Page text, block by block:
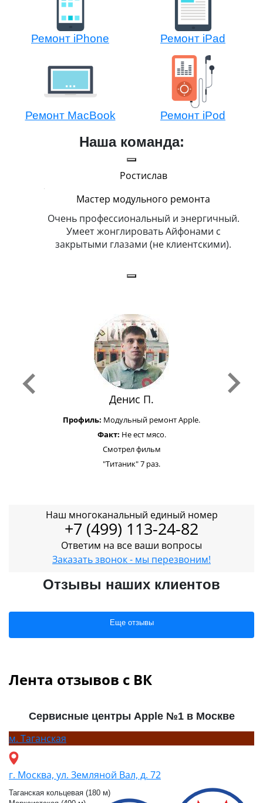
Ремонт iPhone Ремонт iPad
Ремонт MacBook Ремонт iPod
Наша команда:
Ростислав
Мастер модульного ремонта
Очень профессиональный и энергичный.
Умеет жонглировать Айфонами с
закрытыми глазами (не клиентскими).
Денис П.
Профиль: Модульный ремонт Apple.
Факт: Не ест мясо.
Смотрел фильм
"Титаник" 7 раз.
Наш многоканальный единый номер
+7 (499) 113-24-82
Ответим на все ваши вопросы
Заказать звонок - мы перезвоним!
Отзывы наших клиентов
Еще отзывы
Лента отзывов с ВК
Сервисные центры Apple №1 в Москве
м. Таганская
г. Москва, ул. Земляной Вал, д. 72
Таганская кольцевая (180 м)